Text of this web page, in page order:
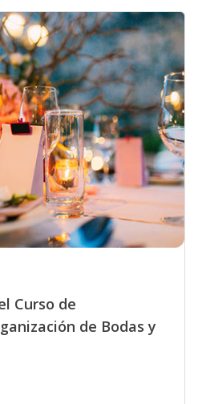
Curso de
de Bodas y